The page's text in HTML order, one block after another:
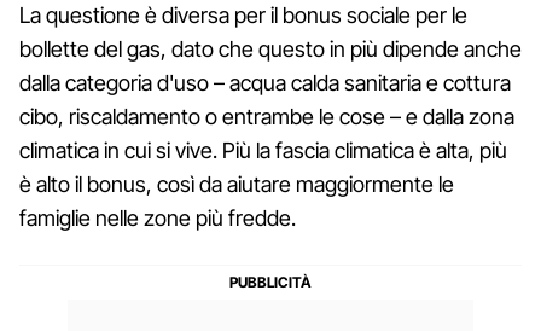
La questione è diversa per il bonus sociale per le
bollette del gas, dato che questo in più dipende anche
dalla categoria d'uso – acqua calda sanitaria e cottura
cibo, riscaldamento o entrambe le cose – e dalla zona
climatica in cui si vive. Più la fascia climatica è alta, più
è alto il bonus, così da aiutare maggiormente le
famiglie nelle zone più fredde.